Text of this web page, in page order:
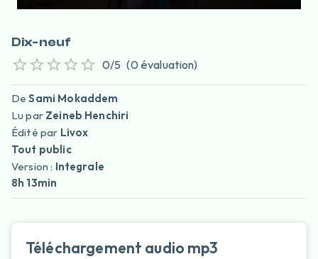
Dix-neuf
0/5 (0 évaluation)
DeSami Mokaddem
Lu par Zeineb Henchiri
Édité par Livox
Tout public
Version : Integrale
8h 13min
Téléchargement audio mp3